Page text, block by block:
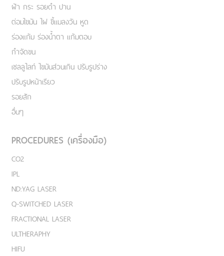
ฝ้า กระ รอยดำ ปาน
ต่อมไขมัน ไฝ ขี้แมลงวัน หูด
ร่องแก้ม ร่องน้ำตา แก้มตอบ
กำจัดขน
เชลลูไลท์ ไขมันส่วนเกิน ปรับรูปร่าง
ปรับรูปหน้าเรียว
รอยสัก
อื่นๆ
PROCEDURES (เครื่องมือ)
CO2
IPL
ND:YAG LASER
Q-SWITCHED LASER
FRACTIONAL LASER
ULTHERAPHY
HIFU